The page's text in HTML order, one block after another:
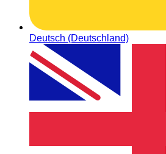
Deutsch (Deutschland)